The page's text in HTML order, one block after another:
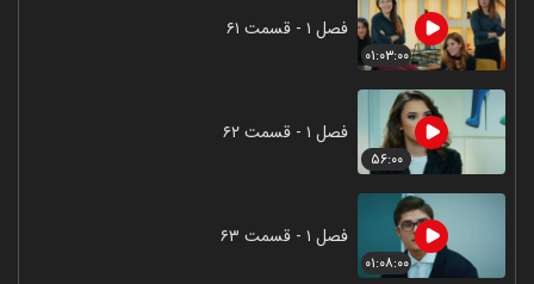
۰۱:۰۳:۰۰
فصل ۱ - قسمت ۶۱
۵۶:۰۰
فصل ۱ - قسمت ۶۲
۰۱:۰۸:۰۰
فصل ۱ - قسمت ۶۳